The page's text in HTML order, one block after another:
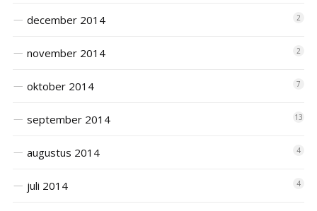
december 2014 2
november 2014 2
oktober 2014 7
september 2014 13
augustus 2014 4
juli 2014 4